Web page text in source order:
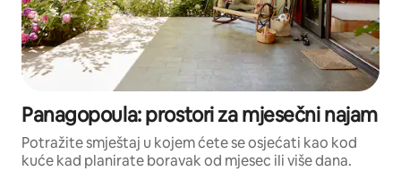
Panagopoula: prostori za mjesečni najam
Potražite smještaj u kojem ćete se osjećati kao kod
kuće kad planirate boravak od mjesec ili više dana.